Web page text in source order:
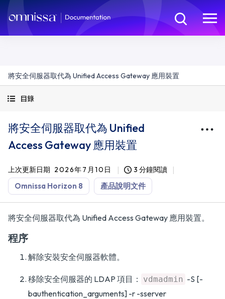
將安全伺服器取代為 Unified Access Gateway 應用裝置
目錄
將安全伺服器取代為 Unified
Access Gateway 應用裝置
上次更新日期 2026年7月10日 3 分鐘閱讀
Omnissa Horizon 8 產品說明文件
將安全伺服器取代為 Unified Access Gateway 應用裝置。
程序
解除安裝安全伺服器軟體。
移除安全伺服器的 LDAP 項目： vdmadmin -S [-
bauthentication_arguments] -r -sserver